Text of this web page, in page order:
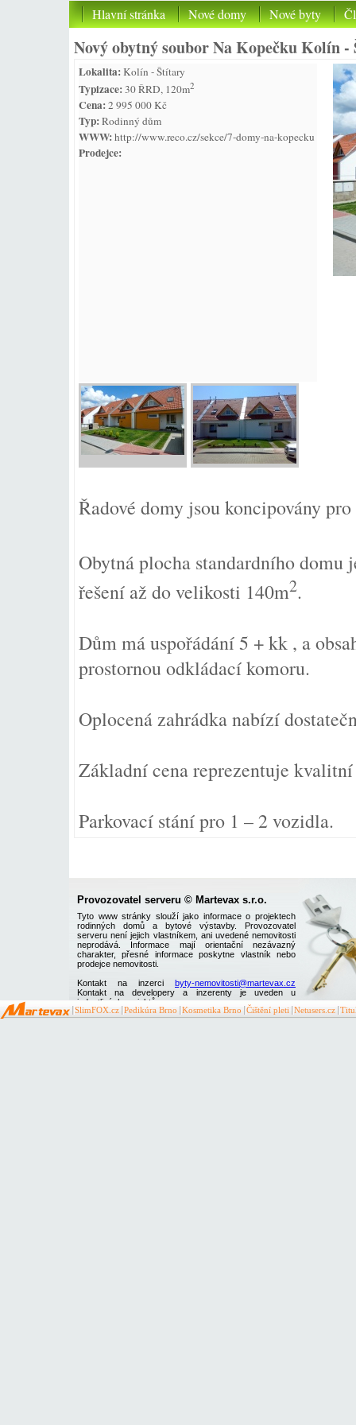
Hlavní stránka Nové domy Nové byty
Nový obytný soubor Na Kopečku Kolín
Lokalita:Kolín - Štítary
Typizace:30 ŘRD, 120m2
Cena:2 995 000 Kč
Typ:Rodinný dům
WWW:http://www.reco.cz/sekce/7-domy-na-kopecku
Prodejce:
Řadové domy jsou koncipovány
Obytná plocha standardního domu
řešení až do velikosti 140m2.
Dům má uspořádání 5 + kk , a
prostornou odkládací komoru.
Oplocená zahrádka nabízí
Základní cena reprezentuje
Parkovací stání pro 1 – 2 vozidla.
Provozovatel serveru © Martevax s.r.o.
Tyto www stránky slouží jako informace o projektech
rodinných domů a bytové výstavby. Provozovatel
serveru není jejich vlastníkem, ani uvedené nemovitosti
neprodává. Informace mají orientační nezávazný
charakter, přesné informace poskytne vlastník nebo
prodejce nemovitosti.
Kontakt na inzerci byty-nemovitosti@martevax.cz
Kontakt na developery a inzerenty je uveden u
jednotlivých projektů
SlimFOX.cz Pedikúra Brno Kosmetika Brno Čištění pleti Netusers.cz